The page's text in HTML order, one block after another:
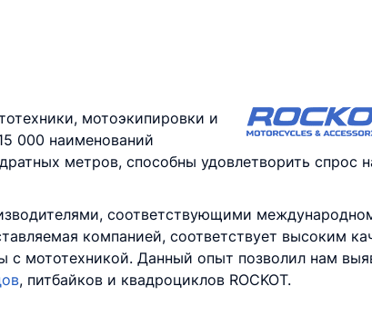
мотоэкипировки и
000 наименований
метров, способны удовлетворить спрос
соответствующими
компанией, соответствует высоким
с мототехникой. Данный опыт позволил нам
, питбайков и квадроциклов ROCKOT.